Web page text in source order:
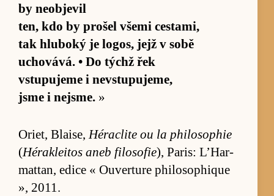
by ne­ob­jevil
ten, kdo by pro­šel všemi cesta­mi,
tak hlu­boký je logos, jejž v sobě
uchovává. • Do týchž řek
vstu­pujeme i ne­vstu­puje­me,
jsme i nejsme. »
Ori­et, Blai­se,Hérac­lite ou la phi­lo­sophie
(Héra­klei­tos aneb fi­lo­sofie), Pa­ris: L’Har­
mat­tan, edice « Ou­ver­ture phi­lo­sophique
», 2011.